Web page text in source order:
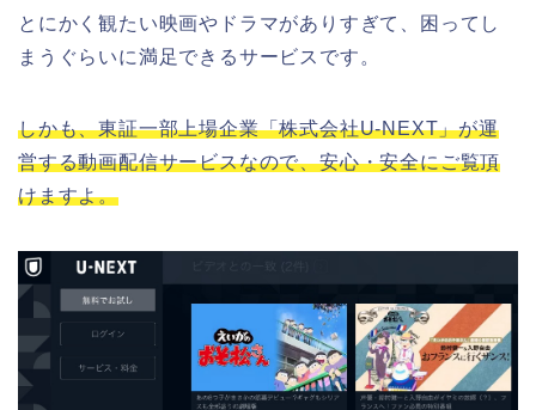
とにかく観たい映画やドラマがありすぎて、困ってし
まうぐらいに満足できるサービスです。
しかも、東証一部上場企業「株式会社U-NEXT」が運
営する動画配信サービスなので、安心・安全にご覧頂
けますよ。